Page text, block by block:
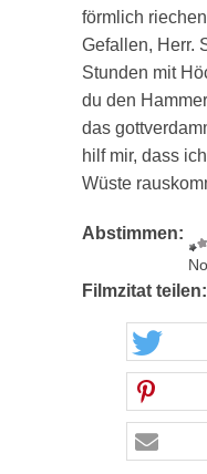
förmlich
Gefallen, Herr.
Stunden mit
du den
das
hilf mir, dass
Wüste
Abstimmen:
Filmzitat teilen: